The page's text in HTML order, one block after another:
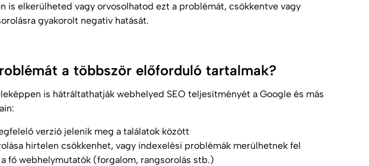
is elkerülheted vagy orvosolhatod ezt a problémát, csökkentve vagy
gyakorolt negatív hatását.
a többször előforduló tartalmak?
is hátráltathatják webhelyed SEO teljesítményét a Google és más
verzió jelenik meg a találatok között
hirtelen csökkenhet, vagy indexelési problémák merülhetnek fel
fő webhelymutatók (forgalom, rangsorolás stb.)